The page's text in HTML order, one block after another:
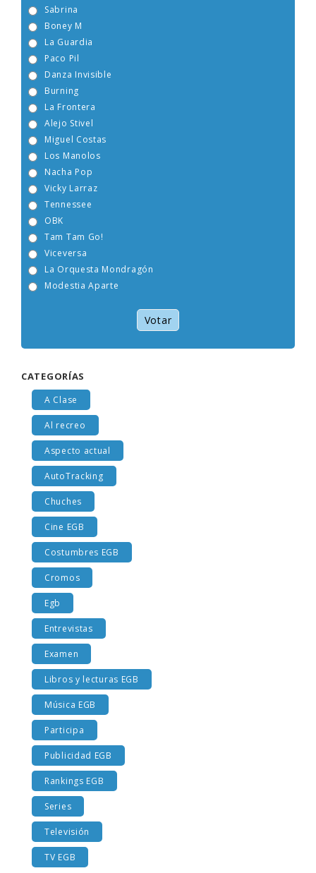
Boney M
Burning
Alejo Stivel
Miguel Costas
Nacha Pop
Vicky Larraz
La Orquesta Mondragón
Modestia Aparte
Votar
A Clase
Al recreo
Aspecto actual
AutoTracking
Chuches
Cine EGB
Costumbres EGB
Cromos
Egb
Entrevistas
Examen
Libros y lecturas EGB
Música EGB
Participa
Publicidad EGB
Rankings EGB
Series
Televisión
TV EGB